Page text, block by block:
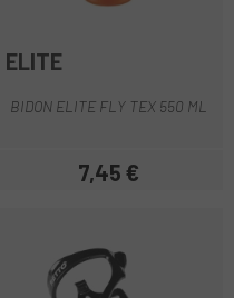
ELITE
BIDON ELITE FLY TEX 550 ML
Precio
7,45 €